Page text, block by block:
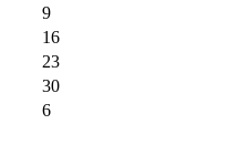
9
16
23
30
6